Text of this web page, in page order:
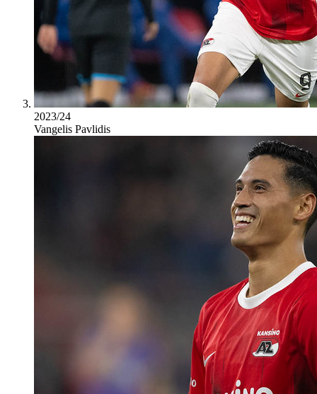
2023/24
Vangelis Pavlidis